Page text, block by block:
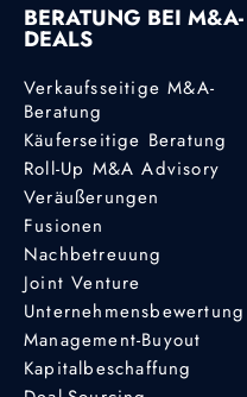
BERATUNG BEI M&A-
DEALS
Verkaufsseitige M&A-
Beratung
Käuferseitige Beratung
Roll-Up M&A Advisory
Veräußerungen
Fusionen
Nachbetreuung
Joint Venture
Unternehmensbewertung
Management-Buyout
Kapitalbeschaffung